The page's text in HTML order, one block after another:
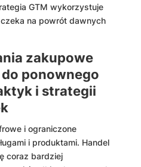
GTM wykorzystuje
na powrót dawnych
zakupowe
ponownego
i strategii
i ograniczone
i produktami. Handel
coraz bardziej